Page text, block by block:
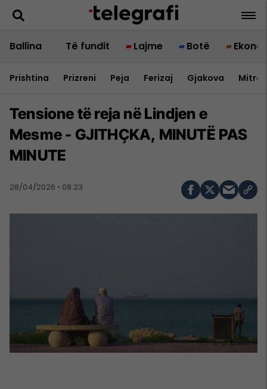
Ballina Të fundit Lajme Botë
Prishtina Prizreni Peja Ferizaj Gjakova
Tensione të reja në Lindjen e
Mesme - GJITHÇKA, MINUTË PAS
MINUTE
28/04/2026 • 08:23